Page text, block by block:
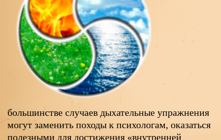
большинстве случаев дыхательные упражнения
могут заменить походы к психологам, оказаться
полезными для достижения «внутренней